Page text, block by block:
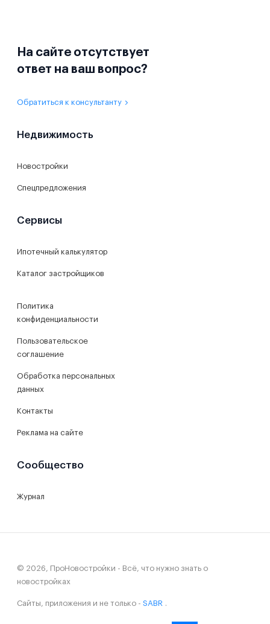
На сайте отсутствует
ответ на ваш вопрос?
Обратиться к консультанту
Недвижимость
Новостройки
Спецпредложения
Сервисы
Ипотечный калькулятор
Каталог застройщиков
Политика
конфиденциальности
Пользовательское
соглашение
Обработка персональных
данных
Контакты
Реклама на сайте
Сообщество
Журнал
© 2026, ПроНовостройки - Всё, что нужно знать о
новостройках
Сайты, приложения и не только - SABR .